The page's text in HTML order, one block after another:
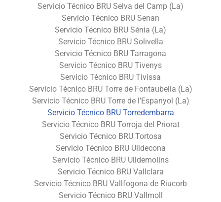
Servicio Técnico BRU Selva del Camp (La)
Servicio Técnico BRU Senan
Servicio Técnico BRU Sénia (La)
Servicio Técnico BRU Solivella
Servicio Técnico BRU Tarragona
Servicio Técnico BRU Tivenys
Servicio Técnico BRU Tivissa
Servicio Técnico BRU Torre de Fontaubella (La)
Servicio Técnico BRU Torre de l’Espanyol (La)
Servicio Técnico BRU Torredembarra
Servicio Técnico BRU Torroja del Priorat
Servicio Técnico BRU Tortosa
Servicio Técnico BRU Ulldecona
Servicio Técnico BRU Ulldemolins
Servicio Técnico BRU Vallclara
Servicio Técnico BRU Vallfogona de Riucorb
Servicio Técnico BRU Vallmoll